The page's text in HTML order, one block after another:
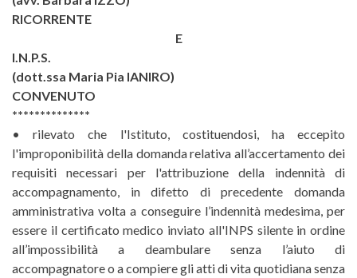
RICORRENTE
E
I.N.P.S.
(dott.ssa Maria Pia IANIRO)
CONVENUTO
**************
• rilevato che l'Istituto, costituendosi, ha eccepito
l'improponibilità della domanda relativa all’accertamento dei
requisiti necessari per l'attribuzione della indennità di
accompagnamento, in difetto di precedente domanda
amministrativa volta a conseguire l’indennità medesima, per
essere il certificato medico inviato all'INPS silente in ordine
all’impossibilità a deambulare senza l’aiuto di
accompagnatore o a compiere gli atti di vita quotidiana senza